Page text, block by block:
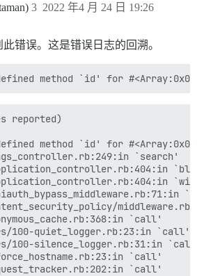
2022 年4 月 24 日 19:26
3
错误。这是错误日志的回溯。
reported)
method `id' for
`search'
`call'
100-quiet_logger.rb:23:in `call'
100-silence_logger.rb:31:in
`call'
`call'